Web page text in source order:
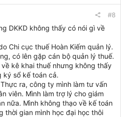
#8
DKKD không thấy có nói gì về
Chi cục thuế Hoàn Kiếm quản lý.
có lên gặp cán bộ quản lý thuế.
kê khai thuế nhưng không thấy
ký sổ kế toán cả.
ra, công ty mình làm tư vấn
viên. Mình làm trợ lý cho giám
nữa. Mình không thạo về kế toán
thời gian mình học đại học thôi